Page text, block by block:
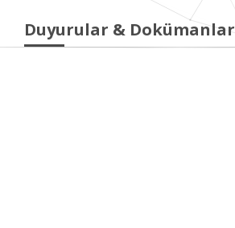
Duyurular & Dokümanlar